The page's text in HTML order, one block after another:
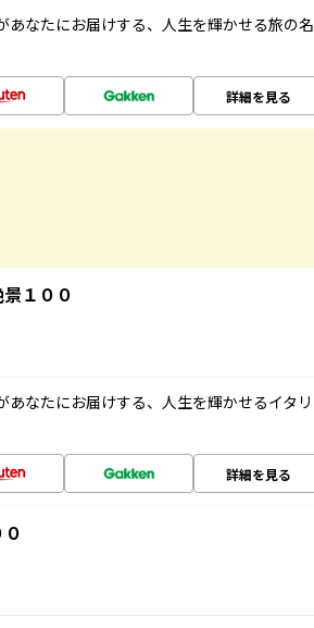
なたにお届けする、人生を輝かせる旅の名
詳細を見る
１００
なたにお届けする、人生を輝かせるイタリ
詳細を見る